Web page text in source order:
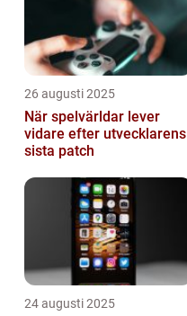
26 augusti 2025
När spelvärldar lever
vidare efter utvecklarens
sista patch
24 augusti 2025